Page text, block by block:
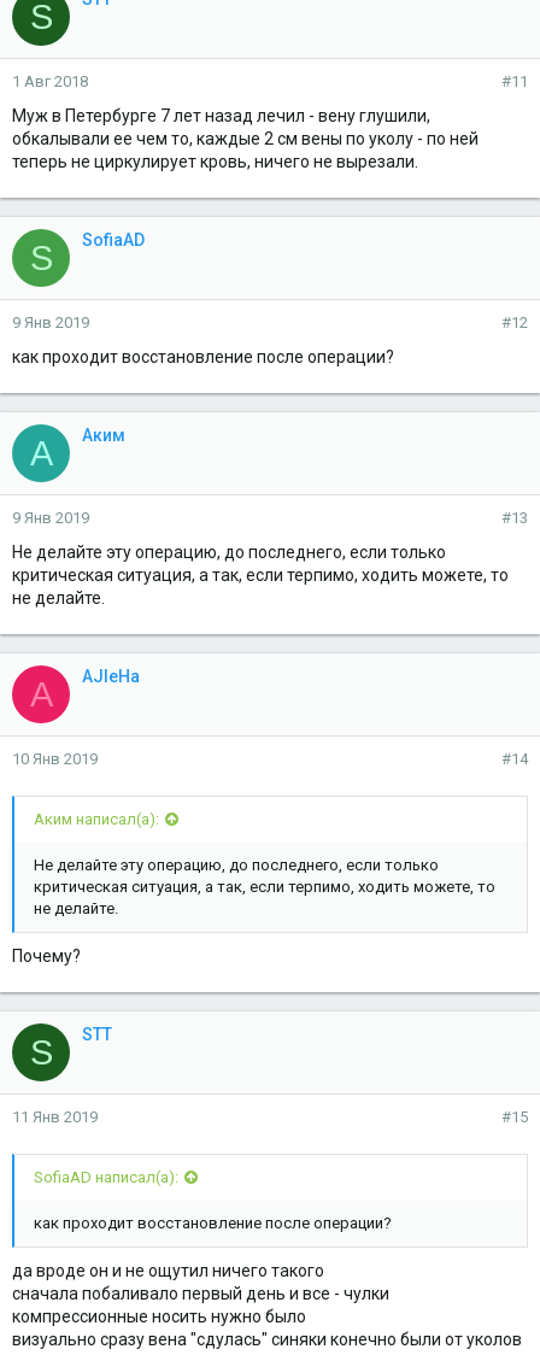
S
1 Авг 2018 #11
Муж в Петербурге 7 лет назад лечил - вену глушили,
обкалывали ее чем то, каждые 2 см вены по уколу - по ней
теперь не циркулирует кровь, ничего не вырезали.
S SofiaAD
9 Янв 2019 #12
как проходит восстановление после операции?
А Аким
9 Янв 2019 #13
Не делайте эту операцию, до последнего, если только
критическая ситуация, а так, если терпимо, ходить можете, то
не делайте.
A AJIeHa
10 Янв 2019 #14
Аким написал(а):
Не делайте эту операцию, до последнего, если только
критическая ситуация, а так, если терпимо, ходить можете, то
не делайте.
Почему?
S STT
11 Янв 2019 #15
SofiaAD написал(а):
как проходит восстановление после операции?
да вроде он и не ощутил ничего такого
сначала побаливало первый день и все - чулки
компрессионные носить нужно было
визуально сразу вена "сдулась" синяки конечно были от уколов